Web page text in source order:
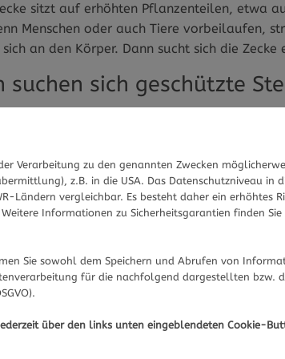
sitzt auf erhöhten Pflanzenteilen, etwa
Menschen oder auch Tiere vorbeilaufen,
an den Körper. Dann sucht sich die
suchen sich geschützte
die Zecke unbemerkt bleibt, ist die Chance,
Eiern, sie wachsen von Larven zu
allem nach der Paarung brauchen
dauert bei Zecken ungefähr 2 bis 8
Zecken gerne an den Kopf, zum Beispiel
oder Armbeugen, in den Bauchnabel, den
die in der Natur unterwegs waren,
findet, läuft sie einige Zeit auf dem
werden.
Fragen zum Thema Zecken? Gesundheits-
Verarbeitung zu den genannten Zwecken
z.B. in die USA. Das Datenschutzniveau in
Ländern vergleichbar. Es besteht daher ein erhöhtes
Informationen zu Sicherheitsgarantien finden
Sie sowohl dem Speichern und Abrufen von
für die nachfolgend dargestellten bzw.
über den links unten eingeblendeten Cookie-